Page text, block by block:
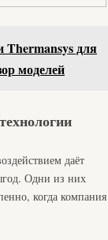
для
моделей
даёт
Одни из них
когда компания